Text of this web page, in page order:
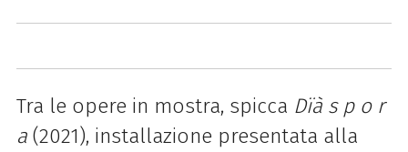
Tra le opere in mostra, spicca Dïà s p o r
a(2021), installazione presentata alla